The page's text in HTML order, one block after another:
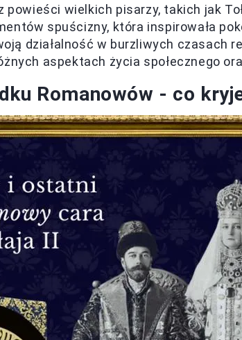
powieści wielkich pisarzy, takich jak
spuścizny, która inspirowała
działalność w burzliwych czasach
aspektach życia społecznego
Romanowów - co